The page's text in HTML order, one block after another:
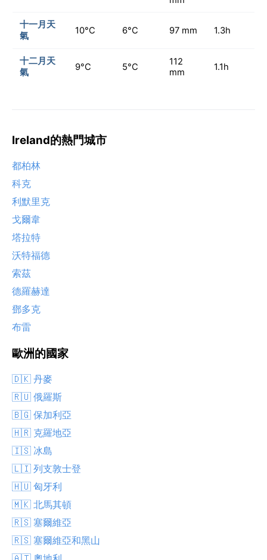
十一月天
氣
10°C 6°C 97 mm 1.3h
十二月天
氣
9°C 5°C
112
mm
1.1h
Ireland的熱門城市
都柏林
科克
利默里克
戈爾韋
塔拉特
沃特福德
索茲
德羅赫達
鄧多克
布雷
歐洲的國家
🇩🇰 丹麥
🇷🇺 俄羅斯
🇧🇬 保加利亞
🇭🇷 克羅地亞
🇮🇸 冰島
🇱🇮 列支敦士登
🇭🇺 匈牙利
🇲🇰 北馬其頓
🇷🇸 塞爾維亞
🇷🇸 塞爾維亞和黑山